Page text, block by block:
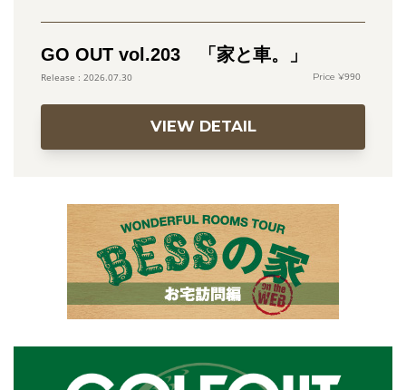
GO OUT vol.203 「家と車。」
2026.07.30 990
VIEW DETAIL